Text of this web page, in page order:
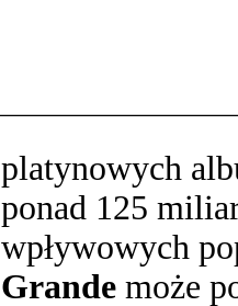
platynowych
ponad 125
wpływowych
Grande może